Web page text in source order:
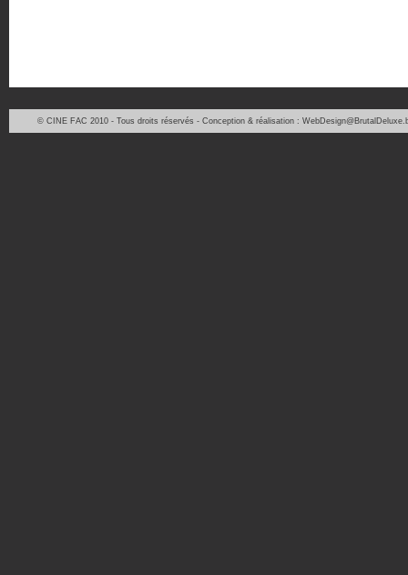
© CINE FAC 2010 - Tous droits réservés - Conception & réalisation :